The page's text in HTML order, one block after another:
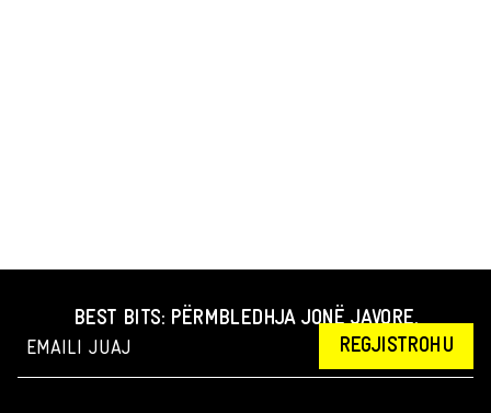
BEST BITS: PËRMBLEDHJA JONË JAVORE.
REGJISTROHU